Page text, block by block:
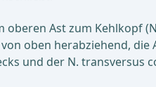
oberen Ast zum
oben herabziehend,
und der N. transversus